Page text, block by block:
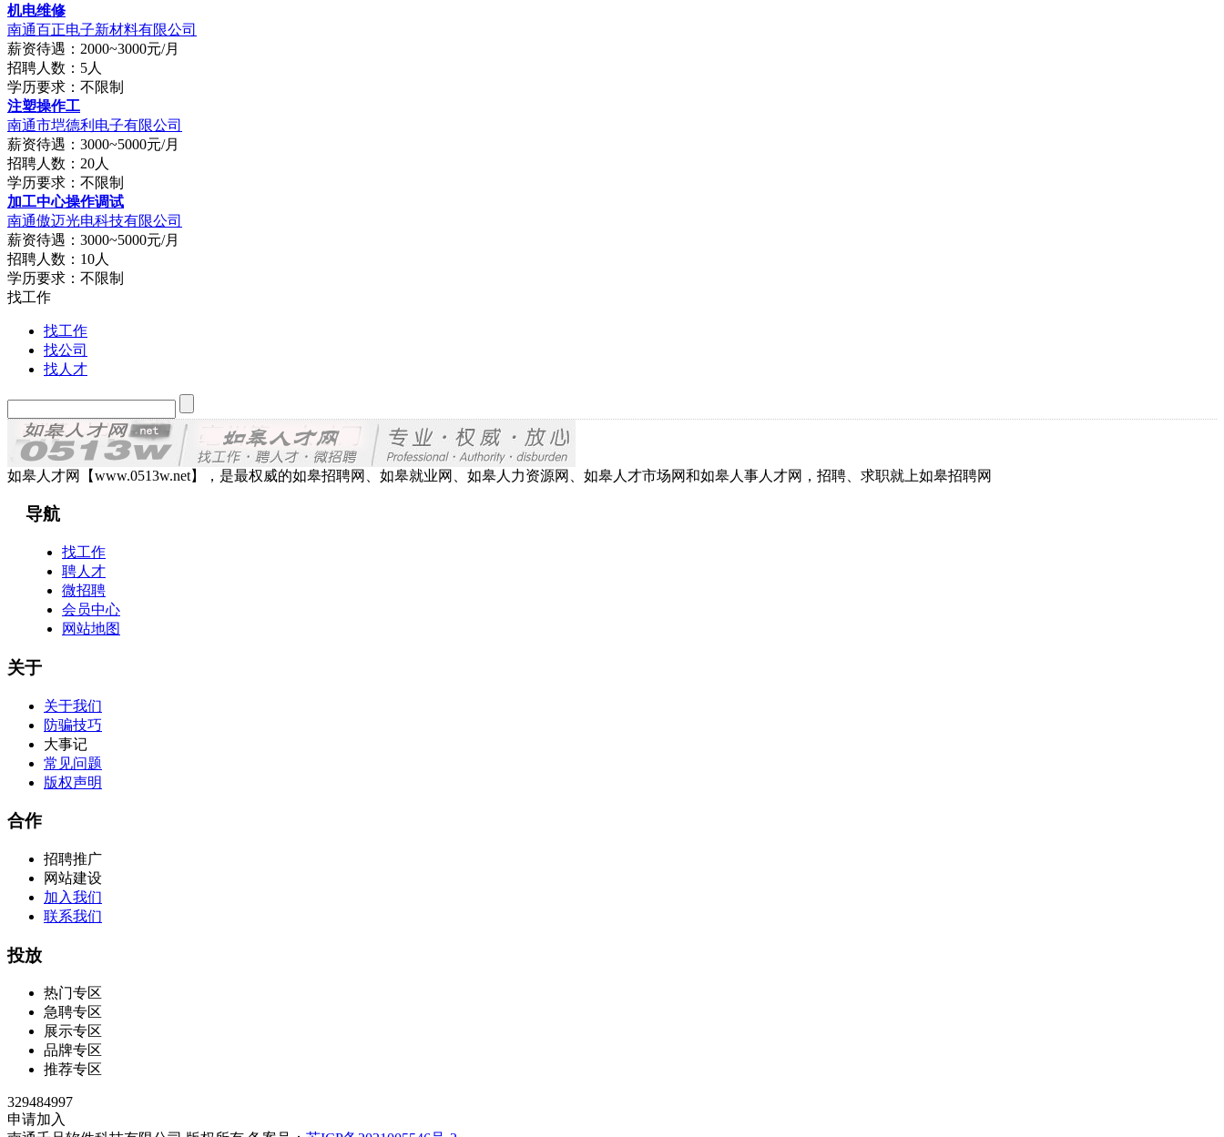
机电维修
南通百正电子新材料有限公司
薪资待遇：2000~3000元/月
招聘人数：5人
学历要求：不限制
注塑操作工
南通市垲德利电子有限公司
薪资待遇：3000~5000元/月
招聘人数：20人
学历要求：不限制
加工中心操作调试
南通傲迈光电科技有限公司
薪资待遇：3000~5000元/月
招聘人数：10人
学历要求：不限制
找工作
找工作
找公司
找人才
如皋人才网【www.0513w.net】，是最权威的如皋招聘网、如皋就业网、如皋人力资源网、如皋人才市场网和如皋人事人才网，招聘、求职就上如皋招聘网
导航
找工作
聘人才
微招聘
会员中心
网站地图
关于
关于我们
防骗技巧
大事记
常见问题
版权声明
合作
招聘推广
网站建设
加入我们
联系我们
投放
热门专区
急聘专区
展示专区
品牌专区
推荐专区
329484997
申请加入